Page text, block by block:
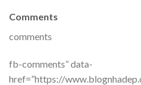
Comments
comments
fb-comments” data-
href=”https://